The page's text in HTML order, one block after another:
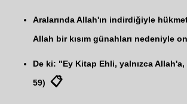
Aralarında Allah'ın indirdiğiyle
Allah bir kısım günahları nedeniyle
De ki: "Ey Kitap Ehli, yalnızca
59) 📋